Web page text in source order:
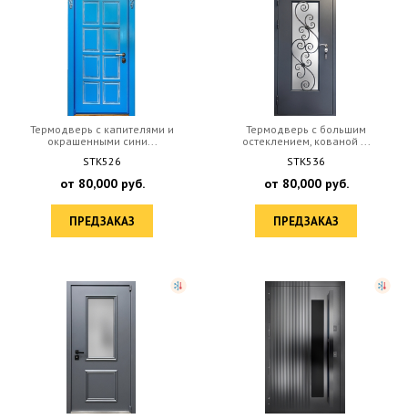
Термодверь с капителями и
окрашенными сини...
STK526
от 80,000руб.
ПРЕДЗАКАЗ
Термодверь с большим
остеклением, кованой ...
STK536
от 80,000руб.
ПРЕДЗАКАЗ